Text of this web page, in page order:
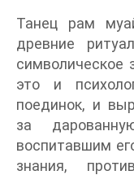
Танец рам
древние
символическое
это и
поединок, и
за
воспитавшим
знания,